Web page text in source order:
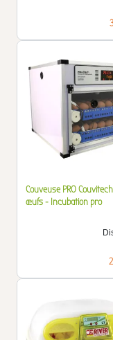
Couveuse PRO
œufs - Incubation pro